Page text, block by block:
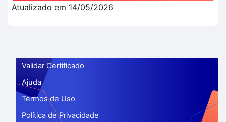
Atualizado em 14/05/2026
Validar Certificado
Ajuda
Termos de Uso
Política de Privacidade